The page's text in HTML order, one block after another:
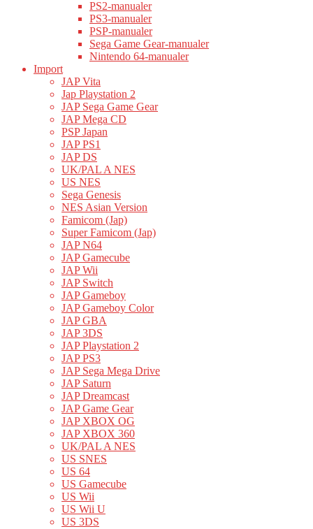
PS2-manualer
PS3-manualer
PSP-manualer
Sega Game Gear-manualer
Nintendo 64-manualer
Import
JAP Vita
Jap Playstation 2
JAP Sega Game Gear
JAP Mega CD
PSP Japan
JAP PS1
JAP DS
UK/PAL A NES
US NES
Sega Genesis
NES Asian Version
Famicom (Jap)
Super Famicom (Jap)
JAP N64
JAP Gamecube
JAP Wii
JAP Switch
JAP Gameboy
JAP Gameboy Color
JAP GBA
JAP 3DS
JAP Playstation 2
JAP PS3
JAP Sega Mega Drive
JAP Saturn
JAP Dreamcast
JAP Game Gear
JAP XBOX OG
JAP XBOX 360
UK/PAL A NES
US SNES
US 64
US Gamecube
US Wii
US Wii U
US 3DS